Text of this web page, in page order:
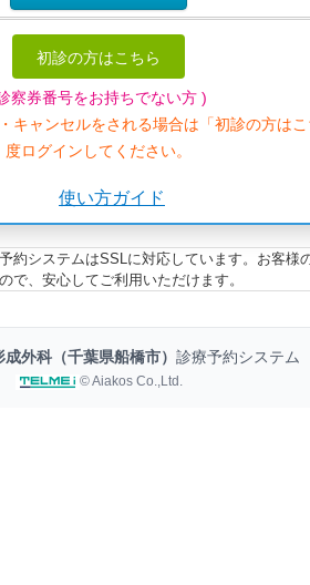
初診の方はこちら
察券番号をお持ちでない方 )
キャンセルをされる場合は「初診の方は
度ログインしてください。
使い方ガイド
約システムはSSLに対応しています。お客様
で、安心してご利用いただけます。
外科（千葉県船橋市） 診療予約システム
© Aiakos Co.,Ltd.